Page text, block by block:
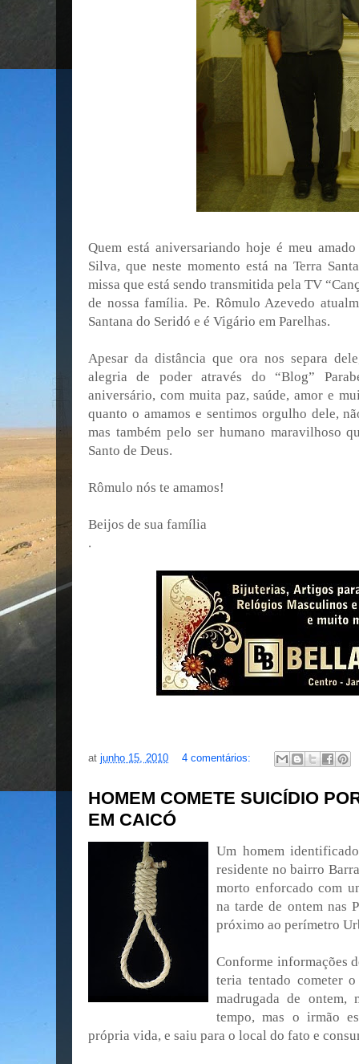
Quem está aniversariando hoje é meu
Silva, que neste momento está na Terra
missa que está sendo transmitida pela TV
de nossa família. Pe. Rômulo Azevedo
Santana do Seridó e é Vigário em Parelhas.
Apesar da distância que ora nos separa
alegria de poder através do “Blog”
aniversário, com muita paz, saúde, amor e
quanto o amamos e sentimos orgulho dele,
mas também pelo ser humano maravilhoso
Santo de Deus.
Rômulo nós te amamos!
Beijos de sua família
.
at junho 15, 2010 4 comentários:
HOMEM COMETE SUICÍDIO
EM CAICÓ
Um homem
residente no bairro
morto enforcado com
na tarde de ontem nas
próximo ao perímetro
Conforme informações
teria tentado cometer
madrugada de
tempo, mas o irmão
própria vida, e saiu para o local do fato e